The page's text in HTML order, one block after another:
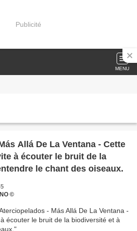
Publicité
MENU
Allá De La Ventana - Cette
à écouter le bruit de la
le chant des oiseaux.
©